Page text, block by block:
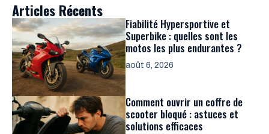
Articles Récents
Fiabilité Hypersportive et
Superbike : quelles sont les
motos les plus endurantes ?
août 6, 2026
Comment ouvrir un coffre de
scooter bloqué : astuces et
solutions efficaces